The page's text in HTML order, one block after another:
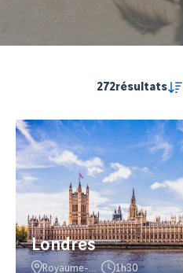
272résultats
Londres
Royaume-Uni 1h30